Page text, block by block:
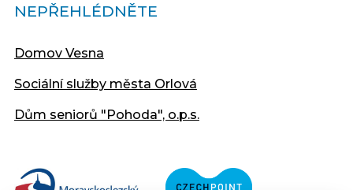
NEPŘEHLÉDNĚTE
Domov Vesna
Sociální služby města Orlová
Dům seniorů "Pohoda", o.p.s.